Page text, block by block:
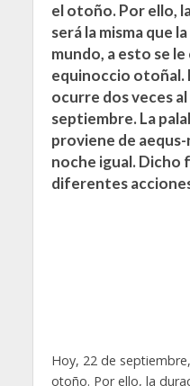
el otoño. Por ello,
será la misma que
mundo, a esto se
equinoccio otoñal.
ocurre dos veces
septiembre. La
proviene de
noche igual.
diferentes
Hoy, 22 de
otoño. Por ello, la